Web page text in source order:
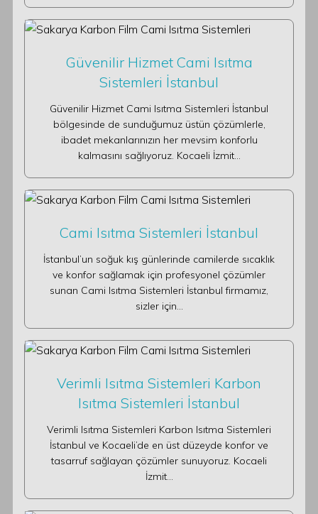
Güvenilir Hizmet Cami Isıtma
Sistemleri İstanbul
Güvenilir Hizmet Cami Isıtma Sistemleri İstanbul
bölgesinde de sunduğumuz üstün çözümlerle,
ibadet mekanlarınızın her mevsim konforlu
kalmasını sağlıyoruz. Kocaeli İzmit…
Cami Isıtma Sistemleri İstanbul
İstanbul’un soğuk kış günlerinde camilerde sıcaklık
ve konfor sağlamak için profesyonel çözümler
sunan Cami Isıtma Sistemleri İstanbul firmamız,
sizler için…
Verimli Isıtma Sistemleri Karbon
Isıtma Sistemleri İstanbul
Verimli Isıtma Sistemleri Karbon Isıtma Sistemleri
İstanbul ve Kocaeli’de en üst düzeyde konfor ve
tasarruf sağlayan çözümler sunuyoruz. Kocaeli
İzmit…